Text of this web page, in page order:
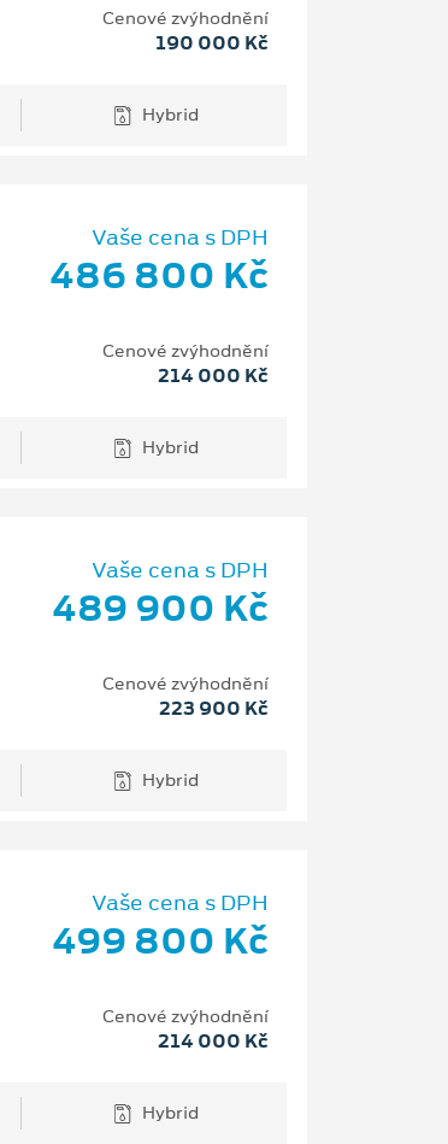
Cenové zvýhodnění
190 000 Kč
Hybrid
Vaše cena s DPH
486 800 Kč
Cenové zvýhodnění
214 000 Kč
Hybrid
Vaše cena s DPH
489 900 Kč
Cenové zvýhodnění
223 900 Kč
Hybrid
Vaše cena s DPH
499 800 Kč
Cenové zvýhodnění
214 000 Kč
Hybrid